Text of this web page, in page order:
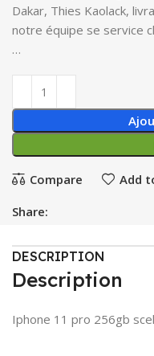
Dakar, Thies Kaolack,
notre équipe se service
…
Compare Add
Share:
DESCRIPTION
Description
Iphone 11 pro 256gb